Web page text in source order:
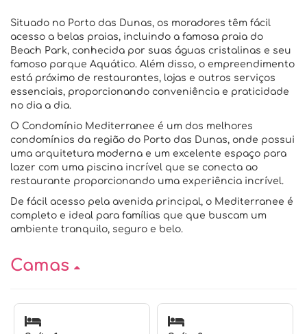
Situado no Porto das Dunas, os moradores têm fácil
acesso a belas praias, incluindo a famosa praia do
Beach Park, conhecida por suas águas cristalinas e seu
famoso parque Aquático. Além disso, o empreendimento
está próximo de restaurantes, lojas e outros serviços
essenciais, proporcionando conveniência e praticidade
no dia a dia.
O Condomínio Mediterranee é um dos melhores
condomínios da região do Porto das Dunas, onde possui
uma arquitetura moderna e um excelente espaço para
lazer com uma piscina incrível que se conecta ao
restaurante proporcionando uma experiência incrível.
De fácil acesso pela avenida principal, o Mediterranee é
completo e ideal para famílias que que buscam um
ambiente tranquilo, seguro e belo.
Camas